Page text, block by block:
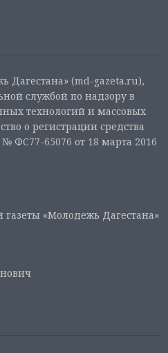
Дагестана» (md-gazeta.ru),
службой по надзору в
технологий и массовых
о регистрации средства
ФС77-65076 от 18 марта 2016
газеты «Молодежь Дагестана»